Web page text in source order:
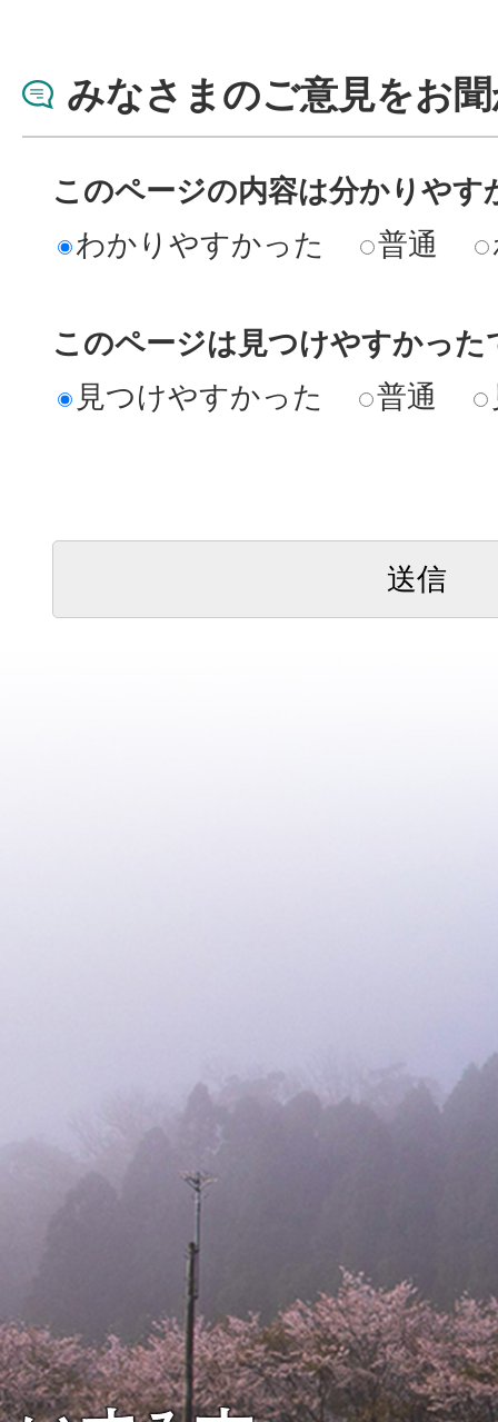
みなさまのご意見をお
このページの内容は分かりやす
わかりやすかった
普通
このページは見つけやすかった
見つけやすかった
普通